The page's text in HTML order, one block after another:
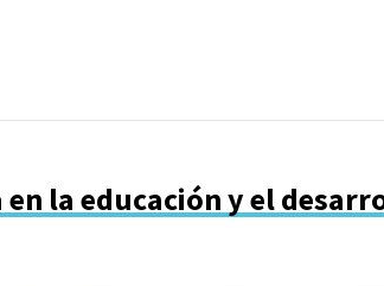
en la educación y el